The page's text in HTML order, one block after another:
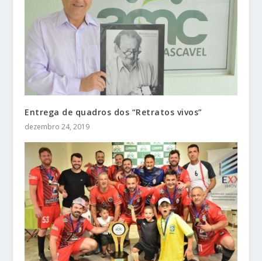
Entrega de quadros dos “Retratos vivos”
dezembro 24, 2019